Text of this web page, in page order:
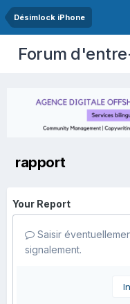
Désimlock iPhone
Forum
rapport
Your Report
Saisir
signalement.